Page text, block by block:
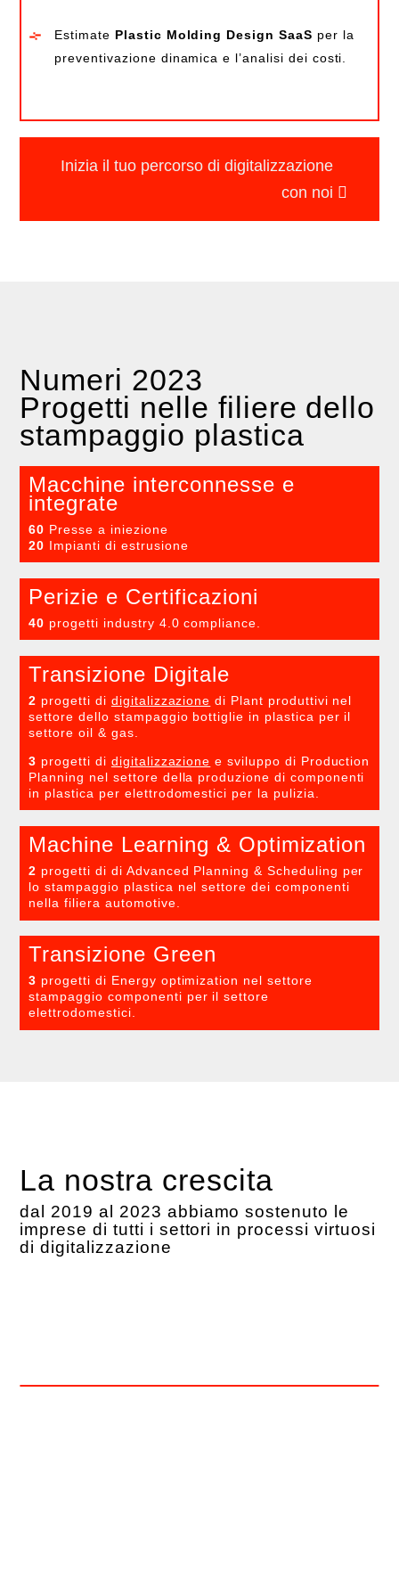
Estimate Plastic Molding Design SaaS per la
preventivazione dinamica e l’analisi dei costi.
Inizia il tuo percorso di digitalizzazione
con noi
Numeri 2023
Progetti nelle filiere dello
stampaggio plastica
Macchine interconnesse e
integrate
60 Presse a iniezione
20 Impianti di estrusione
Perizie e Certificazioni
40 progetti industry 4.0 compliance.
Transizione Digitale
2 progetti di digitalizzazione di Plant produttivi nel
settore dello stampaggio bottiglie in plastica per il
settore oil & gas.
3 progetti di digitalizzazione e sviluppo di Production
Planning nel settore della produzione di componenti
in plastica per elettrodomestici per la pulizia.
Machine Learning & Optimization
2 progetti di di Advanced Planning & Scheduling per
lo stampaggio plastica nel settore dei componenti
nella filiera automotive.
Transizione Green
3 progetti di Energy optimization nel settore
stampaggio componenti per il settore
elettrodomestici.
La nostra crescita
dal 2019 al 2023 abbiamo sostenuto le
imprese di tutti i settori in processi virtuosi
di digitalizzazione